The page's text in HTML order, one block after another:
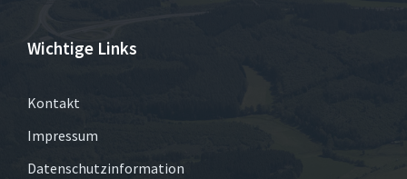
Wichtige Links
Kontakt
Impressum
Datenschutzinformation